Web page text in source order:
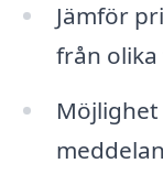
Jämför
från